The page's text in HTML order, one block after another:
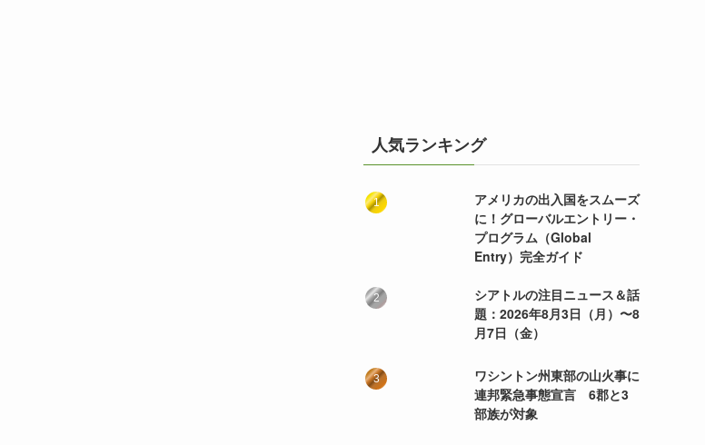
人気ランキング
アメリカの出入国をスムーズ
に！グローバルエントリー・
プログラム（Global
Entry）完全ガイド
シアトルの注目ニュース＆話
題：2026年8月3日（月）〜8
月7日（金）
ワシントン州東部の山火事に
連邦緊急事態宣言 6郡と3
部族が対象